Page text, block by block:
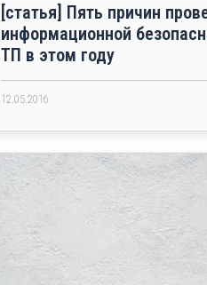
[статья] Пять причин
информационной
ТП в этом году
12.05.2016